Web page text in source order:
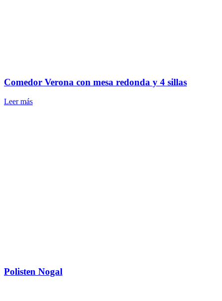
Comedor Verona con mesa redonda y 4 sillas
Leer más
Polisten Nogal